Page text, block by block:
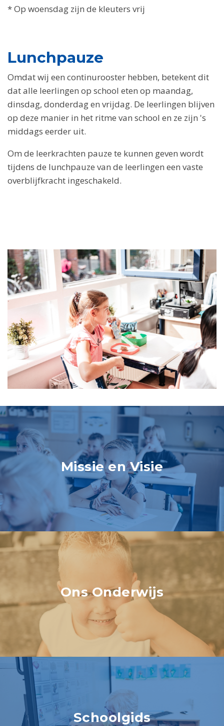
* Op woensdag zijn de kleuters vrij
Lunchpauze
Omdat wij een continurooster hebben, betekent dit
dat alle leerlingen op school eten op maandag,
dinsdag, donderdag en vrijdag. De leerlingen blijven
op deze manier in het ritme van school en ze zijn 's
middags eerder uit.
Om de leerkrachten pauze te kunnen geven wordt
tijdens de lunchpauze van de leerlingen een vaste
overblijfkracht ingeschakeld.
Missie en Visie
Ons Onderwijs
Schoolgids